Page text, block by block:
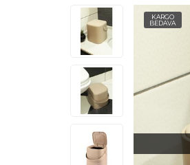
KARGO
BEDAVA